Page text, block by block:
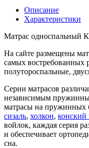
Описание
Характеристики
Матрас
На сайте размещены
самых востребованных
полутороспальные,
Серии матрасов
независимым
матрасы на пружинных
сизаль, холкон, конский
войлок, каждая серия
и обеспечивает
сна.